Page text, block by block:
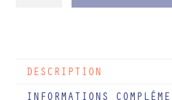
DESCRIPTION
INFORMATIONS